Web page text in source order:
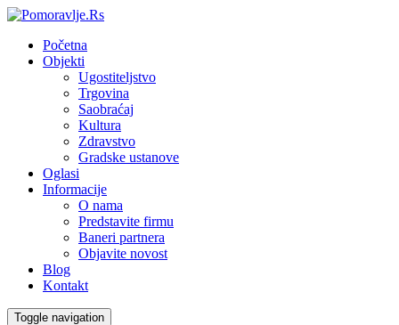
Početna
Objekti
Ugostiteljstvo
Trgovina
Saobraćaj
Kultura
Zdravstvo
Gradske ustanove
Oglasi
Informacije
O nama
Predstavite firmu
Baneri partnera
Objavite novost
Blog
Kontakt
Toggle navigation